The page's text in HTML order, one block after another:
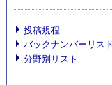
投稿規程
バックナンバーリスト
分野別リスト